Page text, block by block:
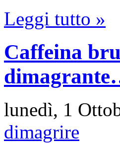
Leggi tutto »
Caffeina
lunedì, 1
dimagrire